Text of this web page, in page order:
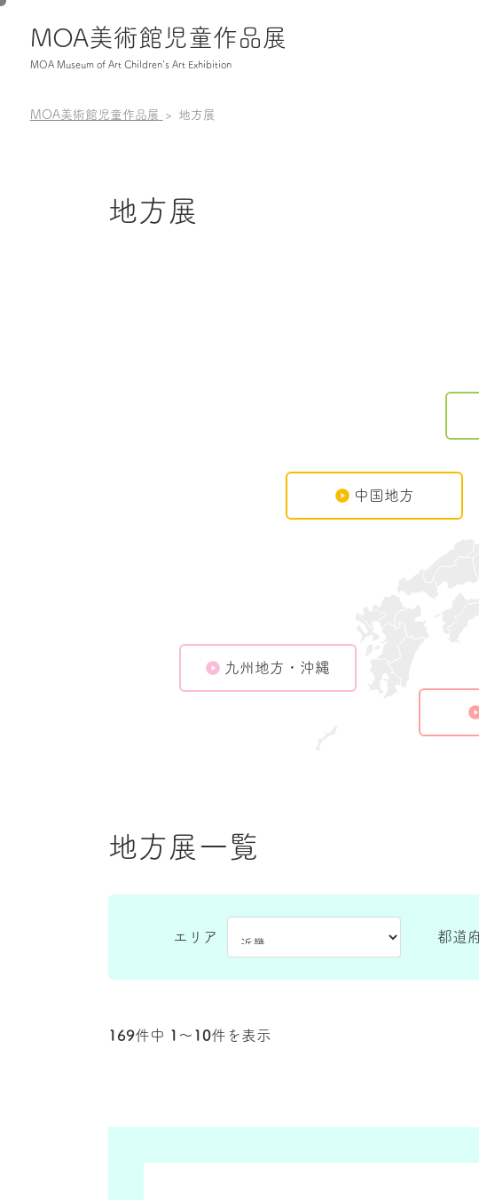
MOA美術館児童作品展
MOA Museum of Art Children's Art Exhibition
MOA美術館児童作品展 地方展
地方展
中国地方
九州地方・沖縄
地方展一覧
エリア 都道
169件中 1〜10件を表示